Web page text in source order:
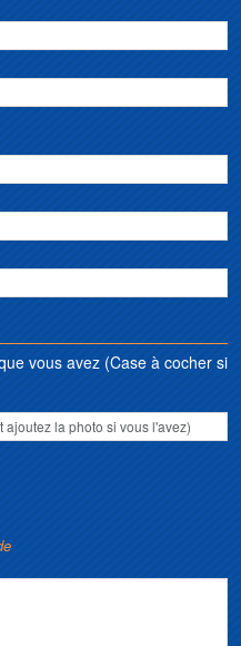
vous avez (Case à cocher si